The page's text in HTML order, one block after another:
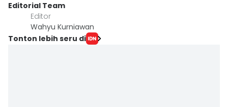
Editorial Team
Editor
Wahyu Kurniawan
Tonton lebih seru di